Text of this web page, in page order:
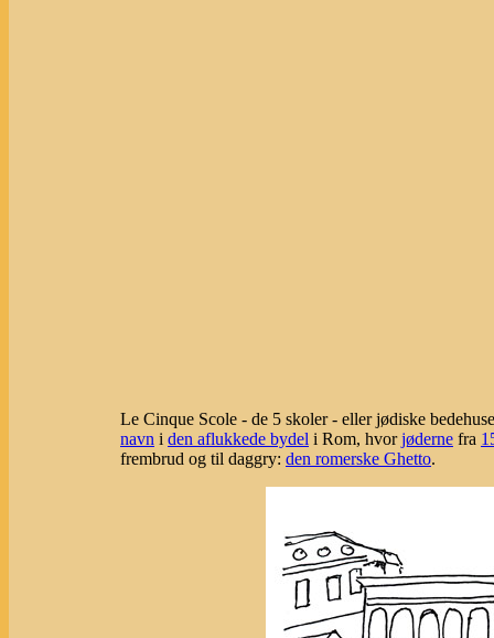
Le Cinque Scole - de 5 skoler - eller jødiske
navn i den aflukkede bydel i Rom, hvorjøderne fra
frembrud og til daggry: den romerske Ghetto.